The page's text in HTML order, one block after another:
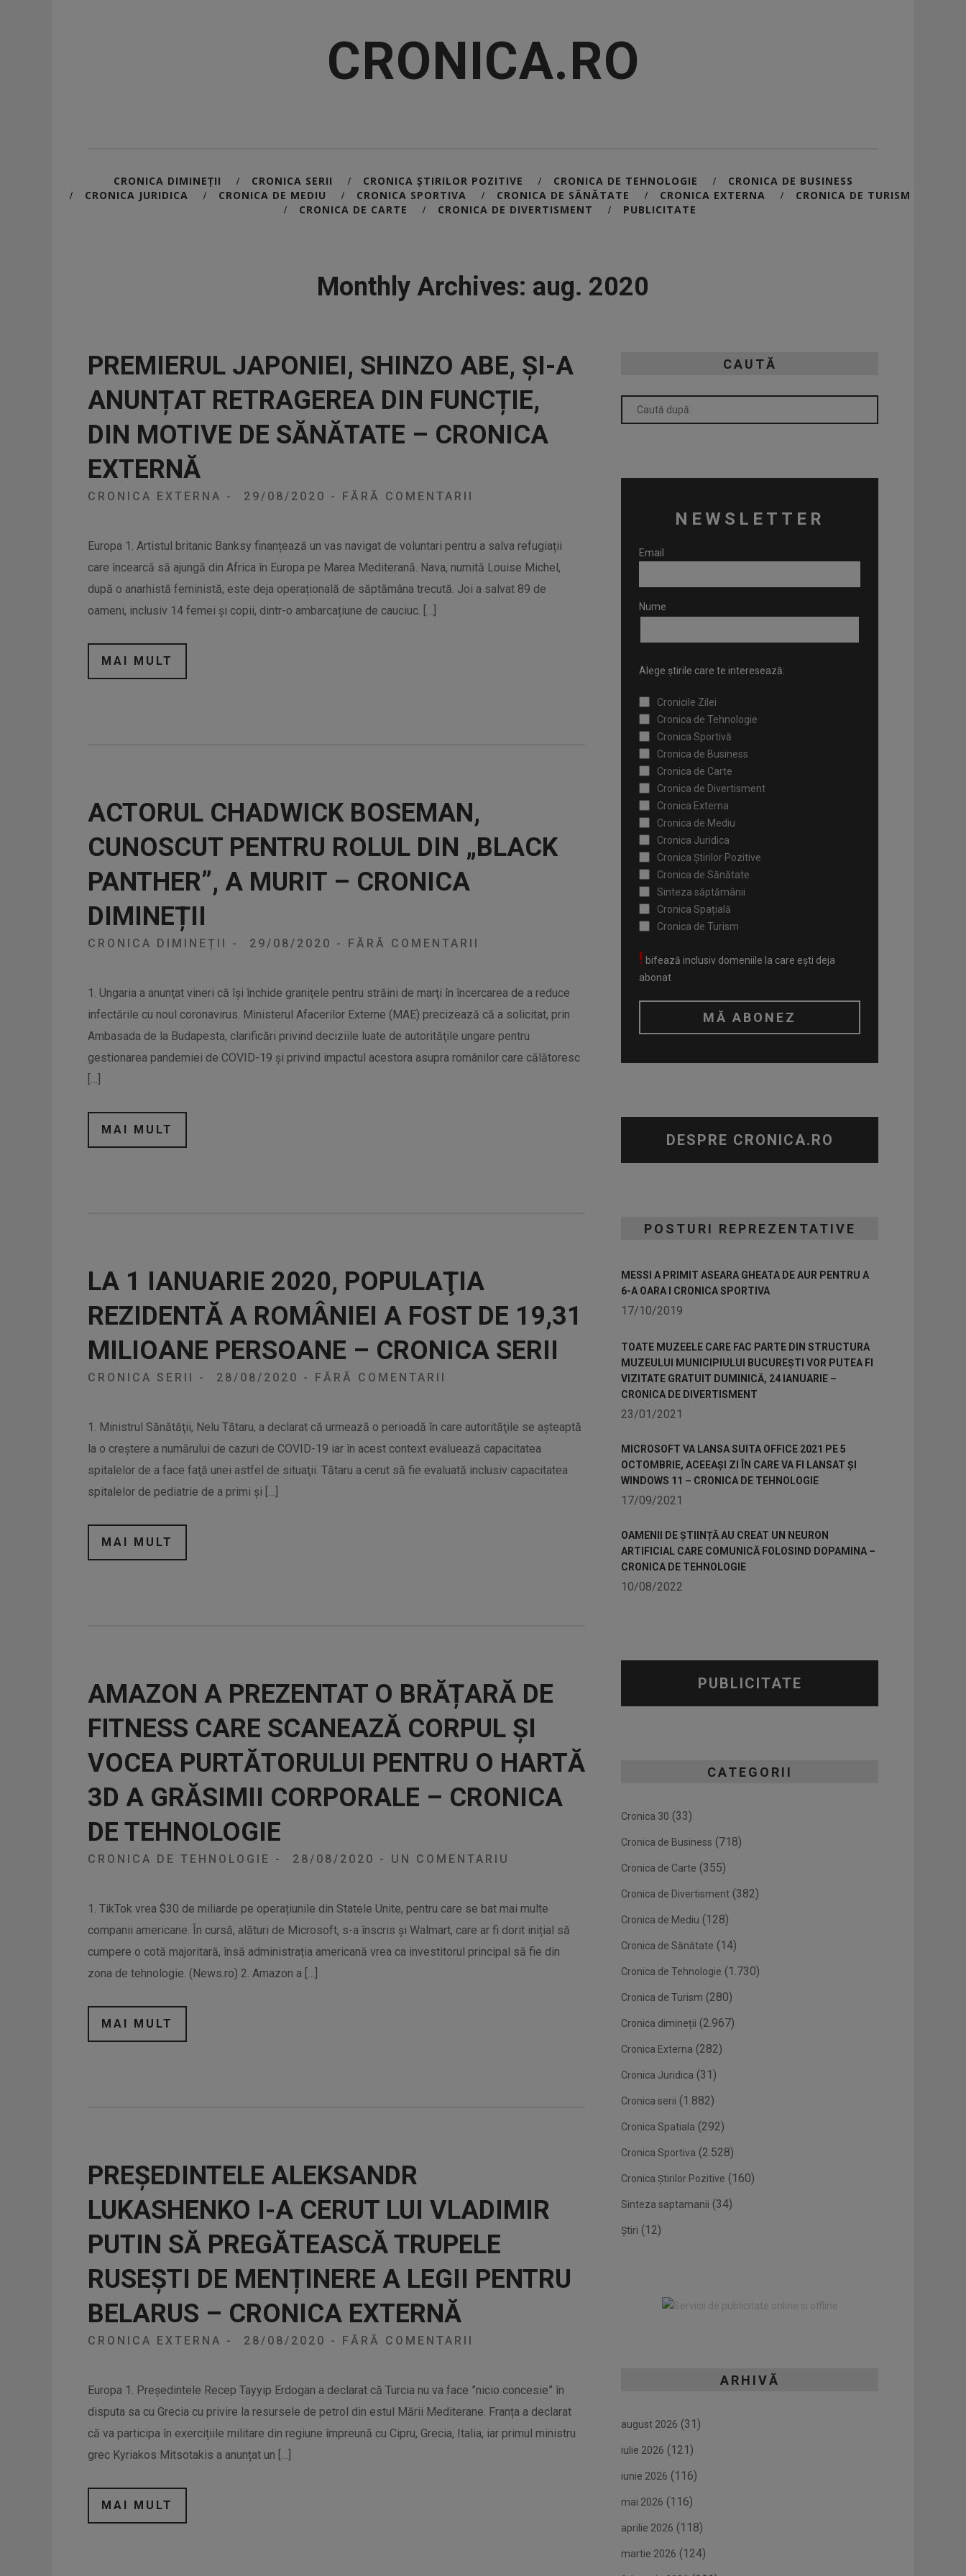
CRONICA.RO
CRONICA DIMINEȚII / CRONICA SERII / CRONICA ȘTIRILOR POZITIVE / CRONICA DE TEHNOLOGIE / CRONICA DE BUSINESS
/ CRONICA JURIDICA / CRONICA DE MEDIU / CRONICA SPORTIVA / CRONICA DE SĂNĂTATE / CRONICA EXTERNA / CRONICA DE TURISM
/ CRONICA DE CARTE / CRONICA DE DIVERTISMENT / PUBLICITATE
Monthly Archives: aug. 2020
PREMIERUL JAPONIEI, SHINZO ABE, ȘI-A
ANUNȚAT RETRAGEREA DIN FUNCȚIE,
DIN MOTIVE DE SĂNĂTATE – CRONICA
EXTERNĂ
CRONICA EXTERNA - 29/08/2020 - FĂRĂ COMENTARII
Europa 1. Artistul britanic Banksy finanțează un vas navigat de voluntari pentru a salva refugiații
care încearcă să ajungă din Africa în Europa pe Marea Mediterană. Nava, numită Louise Michel,
după o anarhistă feministă, este deja operațională de săptămâna trecută. Joi a salvat 89 de
oameni, inclusiv 14 femei și copii, dintr-o ambarcațiune de cauciuc. […]
MAI MULT
ACTORUL CHADWICK BOSEMAN,
CUNOSCUT PENTRU ROLUL DIN „BLACK
PANTHER”, A MURIT – CRONICA
DIMINEȚII
CRONICA DIMINEȚII - 29/08/2020 - FĂRĂ COMENTARII
1. Ungaria a anunţat vineri că îşi închide graniţele pentru străini de marţi în încercarea de a reduce
infectările cu noul coronavirus. Ministerul Afacerilor Externe (MAE) precizează că a solicitat, prin
Ambasada de la Budapesta, clarificări privind deciziile luate de autorităţile ungare pentru
gestionarea pandemiei de COVID-19 şi privind impactul acestora asupra românilor care călătoresc
[…]
MAI MULT
LA 1 IANUARIE 2020, POPULAŢIA
REZIDENTĂ A ROMÂNIEI A FOST DE 19,31
MILIOANE PERSOANE – CRONICA SERII
CRONICA SERII - 28/08/2020 - FĂRĂ COMENTARII
1. Ministrul Sănătăţii, Nelu Tătaru, a declarat că urmează o perioadă în care autorităţile se aşteaptă
la o creştere a numărului de cazuri de COVID-19 iar în acest context evaluează capacitatea
spitalelor de a face faţă unei astfel de situaţii. Tătaru a cerut să fie evaluată inclusiv capacitatea
spitalelor de pediatrie de a primi şi […]
MAI MULT
AMAZON A PREZENTAT O BRĂȚARĂ DE
FITNESS CARE SCANEAZĂ CORPUL ȘI
VOCEA PURTĂTORULUI PENTRU O HARTĂ
3D A GRĂSIMII CORPORALE – CRONICA
DE TEHNOLOGIE
CRONICA DE TEHNOLOGIE - 28/08/2020 - UN COMENTARIU
1. TikTok vrea $30 de miliarde pe operațiunile din Statele Unite, pentru care se bat mai multe
companii americane. În cursă, alături de Microsoft, s-a înscris și Walmart, care ar fi dorit inițial să
cumpere o cotă majoritară, însă administrația americană vrea ca investitorul principal să fie din
zona de tehnologie. (News.ro) 2. Amazon a […]
MAI MULT
PREȘEDINTELE ALEKSANDR
LUKASHENKO I-A CERUT LUI VLADIMIR
PUTIN SĂ PREGĂTEASCĂ TRUPELE
RUSEȘTI DE MENȚINERE A LEGII PENTRU
BELARUS – CRONICA EXTERNĂ
CRONICA EXTERNA - 28/08/2020 - FĂRĂ COMENTARII
Europa 1. Președintele Recep Tayyip Erdogan a declarat că Turcia nu va face ”nicio concesie” în
disputa sa cu Grecia cu privire la resursele de petrol din estul Mării Mediterane. Franța a declarat
că va participa în exercițiile militare din regiune împreună cu Cipru, Grecia, Italia, iar primul ministru
grec Kyriakos Mitsotakis a anunțat un […]
MAI MULT
CAUTĂ
NEWSLETTER
Email
Nume
Alege știrile care te interesează:
Cronicile Zilei
Cronica de Tehnologie
Cronica Sportivă
Cronica de Business
Cronica de Carte
Cronica de Divertisment
Cronica Externa
Cronica de Mediu
Cronica Juridica
Cronica Știrilor Pozitive
Cronica de Sănătate
Sinteza săptămânii
Cronica Spațială
Cronica de Turism
! bifează inclusiv domeniile la care ești deja
abonat
DESPRE CRONICA.RO
POSTURI REPREZENTATIVE
MESSI A PRIMIT ASEARA GHEATA DE AUR PENTRU A
6-A OARA I CRONICA SPORTIVA
17/10/2019
TOATE MUZEELE CARE FAC PARTE DIN STRUCTURA
MUZEULUI MUNICIPIULUI BUCUREȘTI VOR PUTEA FI
VIZITATE GRATUIT DUMINICĂ, 24 IANUARIE –
CRONICA DE DIVERTISMENT
23/01/2021
MICROSOFT VA LANSA SUITA OFFICE 2021 PE 5
OCTOMBRIE, ACEEAȘI ZI ÎN CARE VA FI LANSAT ȘI
WINDOWS 11 – CRONICA DE TEHNOLOGIE
17/09/2021
OAMENII DE ȘTIINȚĂ AU CREAT UN NEURON
ARTIFICIAL CARE COMUNICĂ FOLOSIND DOPAMINA –
CRONICA DE TEHNOLOGIE
10/08/2022
PUBLICITATE
CATEGORII
Cronica 30 (33)
Cronica de Business (718)
Cronica de Carte (355)
Cronica de Divertisment (382)
Cronica de Mediu (128)
Cronica de Sănătate (14)
Cronica de Tehnologie (1.730)
Cronica de Turism (280)
Cronica dimineții (2.967)
Cronica Externa (282)
Cronica Juridica (31)
Cronica serii (1.882)
Cronica Spatiala (292)
Cronica Sportiva (2.528)
Cronica Știrilor Pozitive (160)
Sinteza saptamanii (34)
Știri (12)
ARHIVĂ
august 2026 (31)
iulie 2026 (121)
iunie 2026 (116)
mai 2026 (116)
aprilie 2026 (118)
martie 2026 (124)